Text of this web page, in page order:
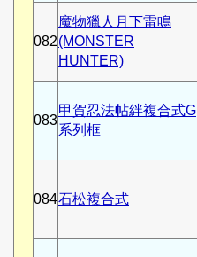
082
魔物獵人月下雷鳴
(MONSTER
HUNTER)
083
甲賀忍法帖絆複合式G
系列框
084石松複合式